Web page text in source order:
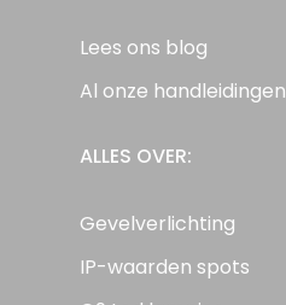
Lees ons blog
Al onze handleidingen
ALLES OVER:
Gevelverlichting
IP-waarden spots